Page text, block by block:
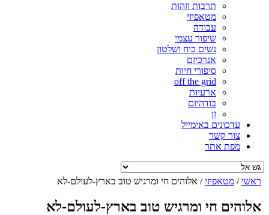
תרבות וזהות
מטאפיזי
עבודה
שיפור עצמי
נשים כוח ושלטון
אנרכיזם
סיפורי חיות
off the grid
ארעיות
בודהיזם
זן
עדכונים באימייל
צור קשר
מפת אתר
ראשי/ מטאפיזי/ אלוהים חי ומרגיש טוב בארץ-לעולם-לא
אלוהים חי ומרגיש טוב בארץ-לעולם-לא